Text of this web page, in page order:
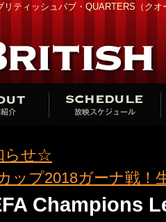
リティッシュパブ・QUARTERS（クオ
らせ☆
ップ2018ガーナ戦！
Champions